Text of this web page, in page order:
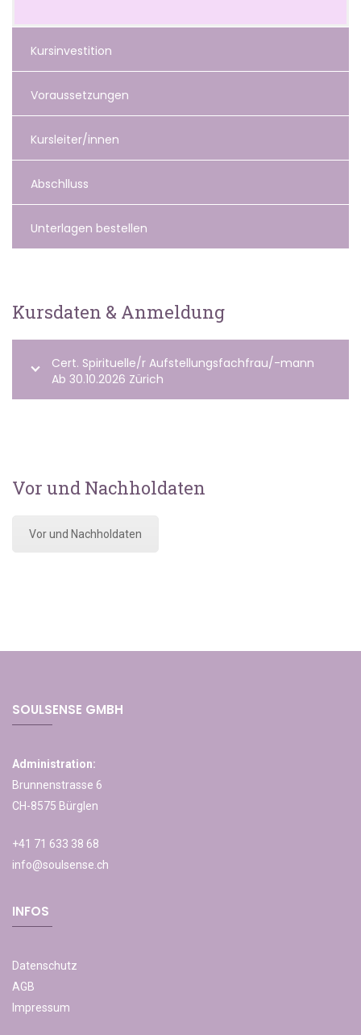
Kursinvestition
Voraussetzungen
Kursleiter/innen
Abschlluss
Unterlagen bestellen
Kursdaten & Anmeldung
Cert. Spirituelle/r Aufstellungsfachfrau/-mann
Ab 30.10.2026 Zürich
Vor und Nachholdaten
Vor und Nachholdaten
SOULSENSE GMBH
Administration:
Brunnenstrasse 6
CH-8575 Bürglen
+41 71 633 38 68
info@soulsense.ch
INFOS
Datenschutz
AGB
Impressum